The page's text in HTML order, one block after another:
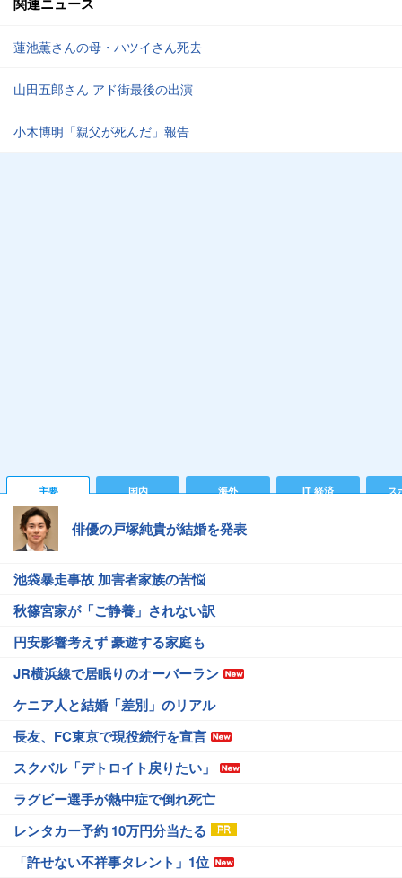
蓮池薫さんの母・ハツイさん死去
山田五郎さん アド街最後の出演
小木博明「親父が死んだ」報告
主要 国内 海外 IT 経済 ス
俳優の戸塚純貴が結婚を発表
池袋暴走事故 加害者家族の苦悩
秋篠宮家が「ご静養」されない訳
円安影響考えず 豪遊する家庭も
JR横浜線で居眠りのオーバーラン
ケニア人と結婚「差別」のリアル
長友、FC東京で現役続行を宣言
スクバル「デトロイト戻りたい」
ラグビー選手が熱中症で倒れ死亡
レンタカー予約 10万円分当たる
「許せない不祥事タレント」1位